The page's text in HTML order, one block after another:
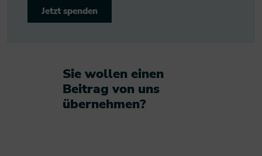
Jetzt spenden
Sie wollen einen
Beitrag von uns
übernehmen?​